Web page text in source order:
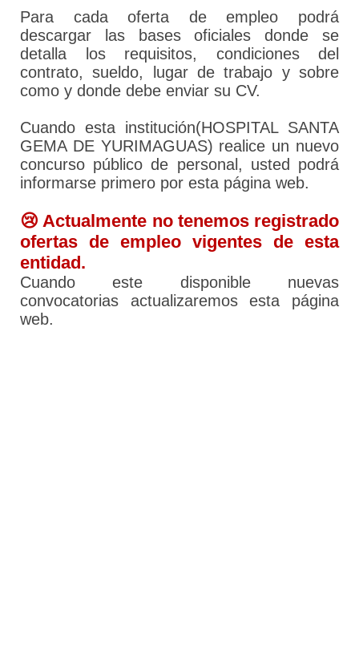
Para cada oferta de empleo podrá
descargar las bases oficiales donde se
detalla los requisitos, condiciones del
contrato, sueldo, lugar de trabajo y sobre
como y donde debe enviar su CV.
Cuando esta institución(HOSPITAL SANTA
GEMA DE YURIMAGUAS) realice un nuevo
concurso público de personal, usted podrá
informarse primero por esta página web.
😢 Actualmente no tenemos registrado
ofertas de empleo vigentes de esta
entidad.
Cuando este disponible nuevas
convocatorias actualizaremos esta página
web.